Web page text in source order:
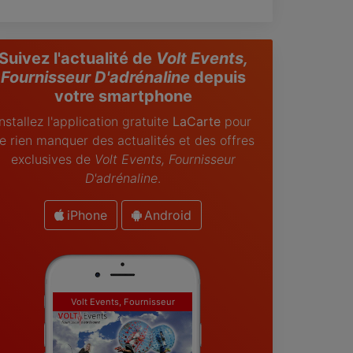
l'actualité de Volt Events,
Fournisseur D'adrénaline depuis
votre smartphone
l'application gratuite LaCartepour
rien manquer des actualités et des offres
exclusives de Volt Events, Fournisseur
D'adrénaline.
iPhone Android
Volt Events, Fournisseur
D'adrénaline